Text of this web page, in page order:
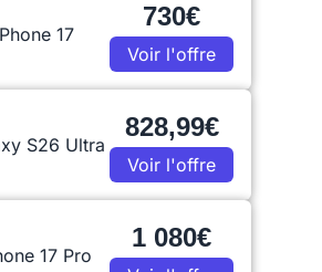
17
730€
Voir l'offre
S26 Ultra
828,99€
Voir l'offre
17 Pro
1 080€